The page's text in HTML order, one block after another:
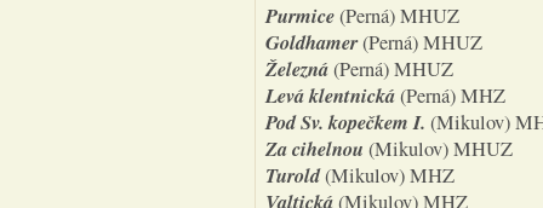
Purmice(Perná) MHUZ
Goldhamer(Perná) MHUZ
Železná(Perná) MHUZ
Levá klentnická(Perná) MHZ
Pod Sv. kopečkem I. (Mikulov)
Za cihelnou (Mikulov) MHUZ
Turold(Mikulov) MHZ
Valtická(Mikulov) MHZ